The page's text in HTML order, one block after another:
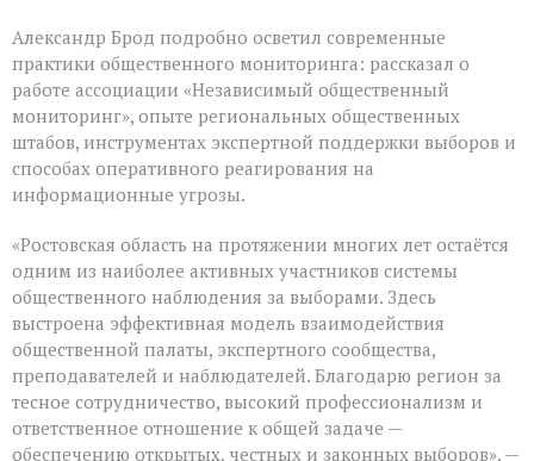
Александр Брод подробно осветил современные
практики общественного мониторинга: рассказал о
работе ассоциации «Независимый общественный
мониторинг», опыте региональных общественных
штабов, инструментах экспертной поддержки выборов и
способах оперативного реагирования на
информационные угрозы.
«Ростовская область на протяжении многих лет остаётся
одним из наиболее активных участников системы
общественного наблюдения за выборами. Здесь
выстроена эффективная модель взаимодействия
общественной палаты, экспертного сообщества,
преподавателей и наблюдателей. Благодарю регион за
тесное сотрудничество, высокий профессионализм и
ответственное отношение к общей задаче —
обеспечению открытых, честных и законных выборов», —